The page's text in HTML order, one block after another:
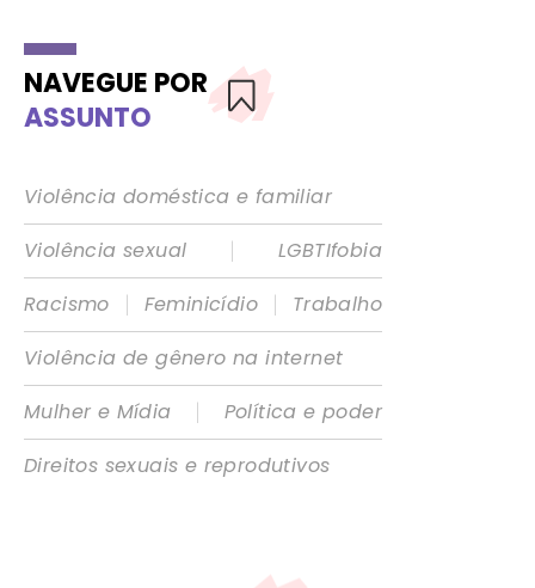
NAVEGUE POR
ASSUNTO
Violência doméstica e familiar
Violência sexual
|
LGBTIfobia
Racismo
| Feminicídio |
Trabalho
Violência de gênero na internet
Mulher e Mídia
|
Política e poder
Direitos sexuais e reprodutivos